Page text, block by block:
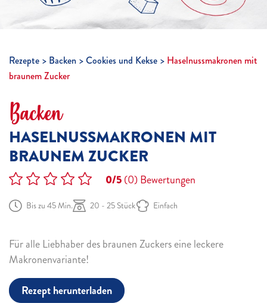
Rezepte Backen Cookies und Kekse
Haselnussmakronen mit
braunem Zucker
Backen
HASELNUSSMAKRONEN MIT
BRAUNEM ZUCKER
0/5(0)Bewertungen
Bis zu 45 Min. 20 - 25 Stück Einfach
Für alle Liebhaber des braunen Zuckers eine leckere
Makronenvariante!
Rezept herunterladen